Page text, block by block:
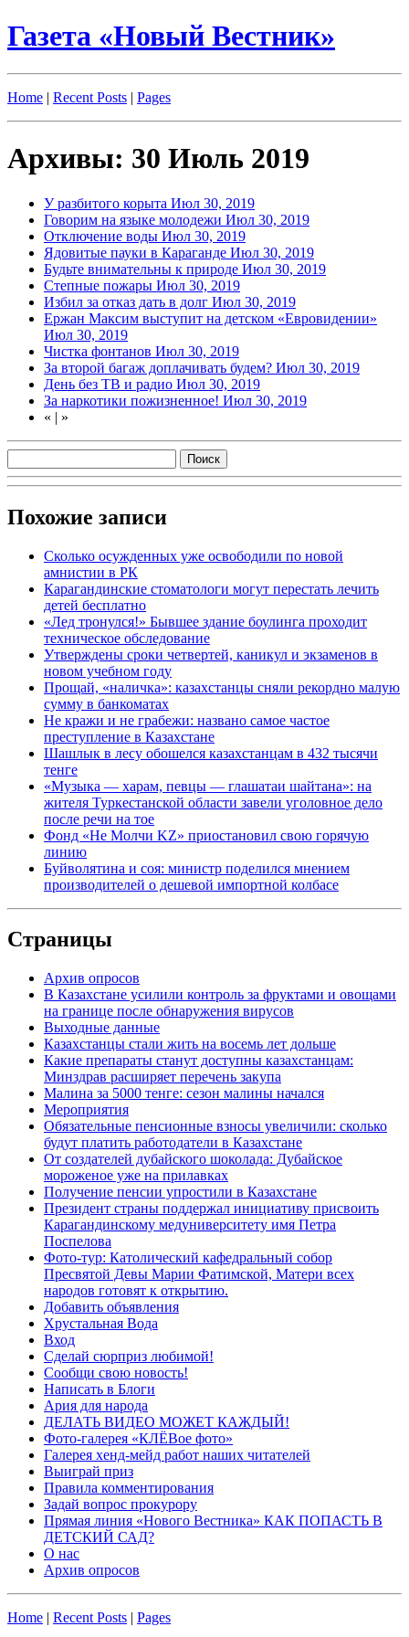
Газета «Новый Вестник»
Home | Recent Posts | Pages
Архивы: 30 Июль 2019
У разбитого корыта Июл 30, 2019
Говорим на языке молодежи Июл 30, 2019
Отключение воды Июл 30, 2019
Ядовитые пауки в Караганде Июл 30, 2019
Будьте внимательны к природе Июл 30, 2019
Степные пожары Июл 30, 2019
Избил за отказ дать в долг Июл 30, 2019
Ержан Максим выступит на детском «Евровидении»
Июл 30, 2019
Чистка фонтанов Июл 30, 2019
За второй багаж доплачивать будем? Июл 30, 2019
День без ТВ и радио Июл 30, 2019
За наркотики пожизненное! Июл 30, 2019
« | »
Похожие записи
Сколько осужденных уже освободили по новой
амнистии в РК
Карагандинские стоматологи могут перестать лечить
детей бесплатно
«Лед тронулся!» Бывшее здание боулинга проходит
техническое обследование
Утверждены сроки четвертей, каникул и экзаменов в
новом учебном году
Прощай, «наличка»: казахстанцы сняли рекордно малую
сумму в банкоматах
Не кражи и не грабежи: названо самое частое
преступление в Казахстане
Шашлык в лесу обошелся казахстанцам в 432 тысячи
тенге
«Музыка — харам, певцы — глашатаи шайтана»: на
жителя Туркестанской области завели уголовное дело
после речи на тое
Фонд «Не Молчи KZ» приостановил свою горячую
линию
Буйволятина и соя: министр поделился мнением
производителей о дешевой импортной колбасе
Страницы
Архив опросов
В Казахстане усилили контроль за фруктами и овощами
на границе после обнаружения вирусов
Выходные данные
Казахстанцы стали жить на восемь лет дольше
Какие препараты станут доступны казахстанцам:
Минздрав расширяет перечень закупа
Малина за 5000 тенге: сезон малины начался
Мероприятия
Обязательные пенсионные взносы увеличили: сколько
будут платить работодатели в Казахстане
От создателей дубайского шоколада: Дубайское
мороженое уже на прилавках
Получение пенсии упростили в Казахстане
Президент страны поддержал инициативу присвоить
Карагандинскому медуниверситету имя Петра
Поспелова
Фото-тур: Католический кафедральный собор
Пресвятой Девы Марии Фатимской, Матери всех
народов готовят к открытию.
Добавить объявления
Хрустальная Вода
Вход
Сделай сюрприз любимой!
Сообщи свою новость!
Написать в Блоги
Ария для народа
ДЕЛАТЬ ВИДЕО МОЖЕТ КАЖДЫЙ!
Фото-галерея «КЛЁВое фото»
Галерея хенд-мейд работ наших читателей
Выиграй приз
Правила комментирования
Задай вопрос прокурору
Прямая линия «Нового Вестника» КАК ПОПАСТЬ В
ДЕТСКИЙ САД?
О нас
Архив опросов
Home | Recent Posts | Pages